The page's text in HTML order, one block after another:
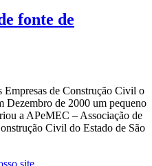
fonte de
Empresas de Construção Civil o
Dezembro de 2000 um pequeno
a APeMEC – Associação de
Civil do Estado de São